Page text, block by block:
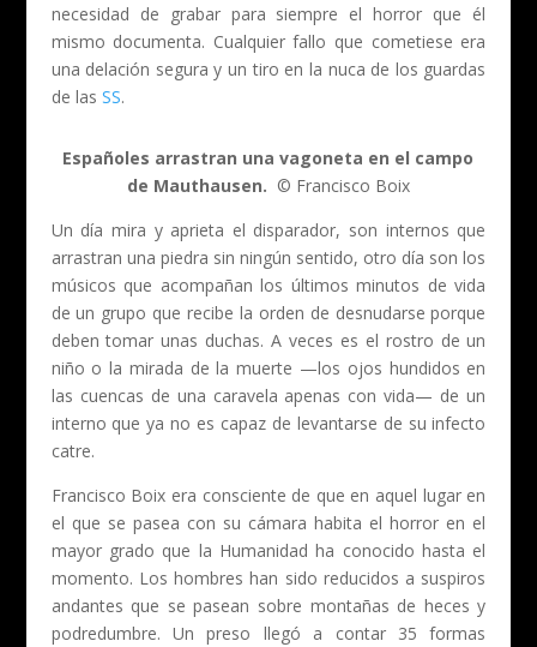
necesidad de grabar para siempre el horror que él
mismo documenta. Cualquier fallo que cometiese era
una delación segura y un tiro en la nuca de los guardas
de las SS.
Españoles arrastran una vagoneta en el campo
de Mauthausen. © Francisco Boix
Un día mira y aprieta el disparador, son internos que
arrastran una piedra sin ningún sentido, otro día son los
músicos que acompañan los últimos minutos de vida
de un grupo que recibe la orden de desnudarse porque
deben tomar unas duchas. A veces es el rostro de un
niño o la mirada de la muerte —los ojos hundidos en
las cuencas de una caravela apenas con vida— de un
interno que ya no es capaz de levantarse de su infecto
catre.
Francisco Boix era consciente de que en aquel lugar en
el que se pasea con su cámara habita el horror en el
mayor grado que la Humanidad ha conocido hasta el
momento. Los hombres han sido reducidos a suspiros
andantes que se pasean sobre montañas de heces y
podredumbre. Un preso llegó a contar 35 formas